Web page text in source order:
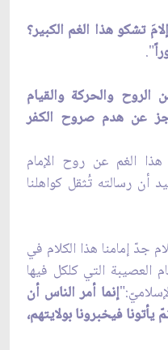
تشكو هذا الغم الكبير؟
".
والحركة والقيام
عن هدم صروح الكفر
هذا الغم عن روح الإمام
أن رسالته تُثقل كواهلنا
جدّ إمامنا هذا الكلام في
العصيبة التي كلكل فيها
إنما أمر الناس أن
فيخبرونا بولايتهم،